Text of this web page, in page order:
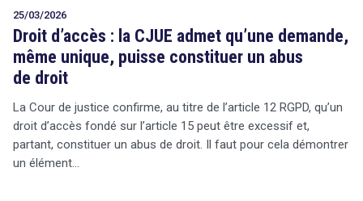
25/03/2026
Droit d’accès : la CJUE admet qu’une demande,
même unique, puisse constituer un abus
de droit
La Cour de justice confirme, au titre de l’article 12 RGPD, qu’un
droit d’accès fondé sur l’article 15 peut être excessif et,
partant, constituer un abus de droit. Il faut pour cela démontrer
un élément…